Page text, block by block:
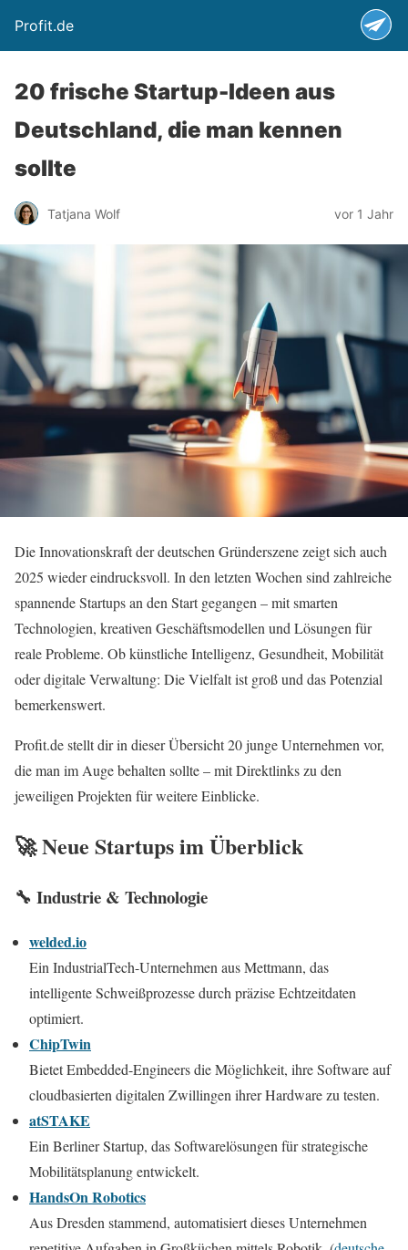
Profit.de
20 frische Startup-Ideen aus
Deutschland, die man kennen
sollte
Tatjana Wolf vor 1 Jahr
Die Innovationskraft der deutschen Gründerszene zeigt sich auch
2025 wieder eindrucksvoll. In den letzten Wochen sind zahlreiche
spannende Startups an den Start gegangen – mit smarten
Technologien, kreativen Geschäftsmodellen und Lösungen für
reale Probleme. Ob künstliche Intelligenz, Gesundheit, Mobilität
oder digitale Verwaltung: Die Vielfalt ist groß und das Potenzial
bemerkenswert.
Profit.de stellt dir in dieser Übersicht 20 junge Unternehmen vor,
die man im Auge behalten sollte – mit Direktlinks zu den
jeweiligen Projekten für weitere Einblicke.
🚀 Neue Startups im Überblick
🔧 Industrie & Technologie
welded.io
Ein IndustrialTech-Unternehmen aus Mettmann, das
intelligente Schweißprozesse durch präzise Echtzeitdaten
optimiert.
ChipTwin
Bietet Embedded-Engineers die Möglichkeit, ihre Software auf
cloudbasierten digitalen Zwillingen ihrer Hardware zu testen.
atSTAKE
Ein Berliner Startup, das Softwarelösungen für strategische
Mobilitätsplanung entwickelt.
HandsOn Robotics
Aus Dresden stammend, automatisiert dieses Unternehmen